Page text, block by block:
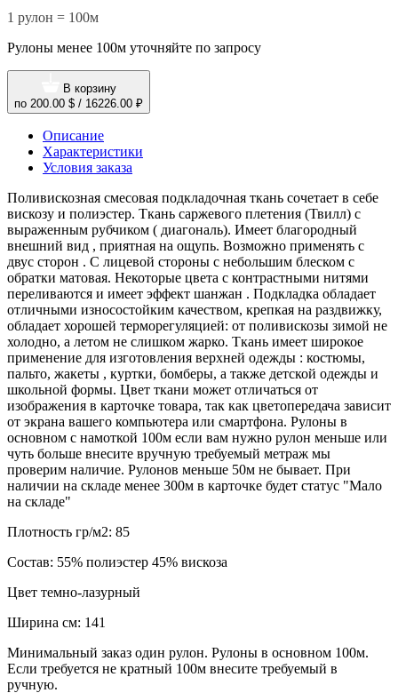
1 рулон = 100м
Рулоны менее 100м уточняйте по запросу
В корзину
по 200.00 $ / 16226.00 ₽
Описание
Характеристики
Условия заказа
Поливискозная смесовая подкладочная ткань сочетает в себе
вискозу и полиэстер. Ткань саржевого плетения (Твилл) с
выраженным рубчиком ( диагональ). Имеет благородный
внешний вид , приятная на ощупь. Возможно применять с
двус сторон . С лицевой стороны с небольшим блеском с
обратки матовая. Некоторые цвета с контрастными нитями
переливаются и имеет эффект шанжан . Подкладка обладает
отличными износостойким качеством, крепкая на раздвижку,
обладает хорошей терморегуляцией: от поливискозы зимой не
холодно, а летом не слишком жарко. Ткань имеет широкое
применение для изготовления верхней одежды : костюмы,
пальто, жакеты , куртки, бомберы, а также детской одежды и
школьной формы. Цвет ткани может отличаться от
изображения в карточке товара, так как цветопередача зависит
от экрана вашего компьютера или смартфона. Рулоны в
основном с намоткой 100м если вам нужно рулон меньше или
чуть больше внесите вручную требуемый метраж мы
проверим наличие. Рулонов меньше 50м не бывает. При
наличии на складе менее 300м в карточке будет статус "Мало
на складе"
Плотность гр/м2: 85
Состав: 55% полиэстер 45% вискоза
Цвет темно-лазурный
Ширина см: 141
Минимальный заказ один рулон. Рулоны в основном 100м.
Если требуется не кратный 100м внесите требуемый в
ручную.